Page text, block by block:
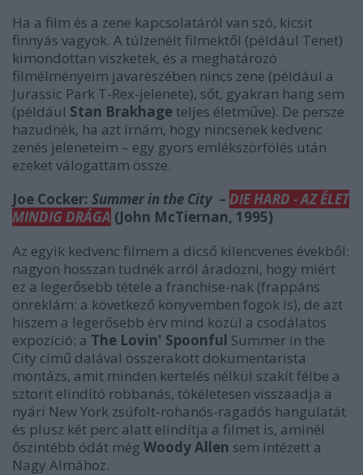
Ha a film és a zene kapcsolatáról van szó, kicsit
finnyás vagyok. A túlzenélt filmektől (például Tenet)
kimondottan viszketek, és a meghatározó
filmélményeim javarészében nincs zene (például a
Jurassic Park T-Rex-jelenete), sőt, gyakran hang sem
(például Stan Brakhage teljes életműve). De persze
hazudnék, ha azt írnám, hogy nincsenek kedvenc
zenés jeleneteim – egy gyors emlékszörfölés után
ezeket válogattam össze.
Joe Cocker: Summer in the City – DIE HARD - AZ ÉLET
MINDIG DRÁGA (John McTiernan, 1995)
Az egyik kedvenc filmem a dicső kilencvenes évekből:
nagyon hosszan tudnék arról áradozni, hogy miért
ez a legerősebb tétele a franchise-nak (frappáns
önreklám: a következő könyvemben fogok is), de azt
hiszem a legerősebb érv mind közül a csodálatos
expozíció: a The Lovin' Spoonful Summer in the
City című dalával összerakott dokumentarista
montázs, amit minden kertelés nélkül szakít félbe a
sztorit elindító robbanás, tökéletesen visszaadja a
nyári New York zsúfolt-rohanós-ragadós hangulatát
és plusz két perc alatt elindítja a filmet is, aminél
őszintébb ódát még Woody Allen sem intézett a
Nagy Almához.